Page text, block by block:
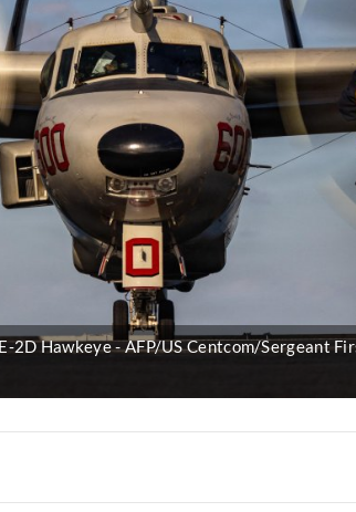
Hawkeye
AFP/US Centcom/Sergeant